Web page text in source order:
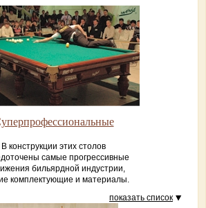
В конструкции этих столов
самые прогрессивные
бильярдной индустрии,
комплектующие и материалы.
показать список